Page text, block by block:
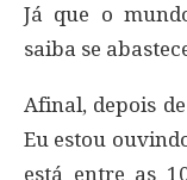
Já que o
saiba se
Afinal, depois
Eu estou
está entre as